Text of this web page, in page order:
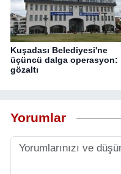
Kuşadası Belediyesi'ne
üçüncü dalga operasyon:
gözaltı
Yorumlar